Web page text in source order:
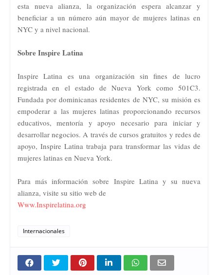
esta nueva alianza, la organización espera alcanzar y
beneficiar a un número aún mayor de mujeres latinas en
NYC y a nivel nacional.
Sobre Inspire Latina
Inspire Latina es una organización sin fines de lucro
registrada en el estado de Nueva York como 501C3.
Fundada por dominicanas residentes de NYC, su misión es
empoderar a las mujeres latinas proporcionando recursos
educativos, mentoría y apoyo necesario para iniciar y
desarrollar negocios. A través de cursos gratuitos y redes de
apoyo, Inspire Latina trabaja para transformar las vidas de
mujeres latinas en Nueva York.
Para más información sobre Inspire Latina y su nueva
alianza, visite su sitio web de
Www.Inspirelatina.org
Internacionales